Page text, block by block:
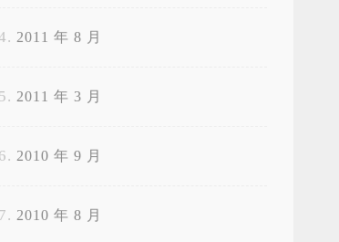
2011 年 8 月
2011 年 3 月
2010 年 9 月
2010 年 8 月